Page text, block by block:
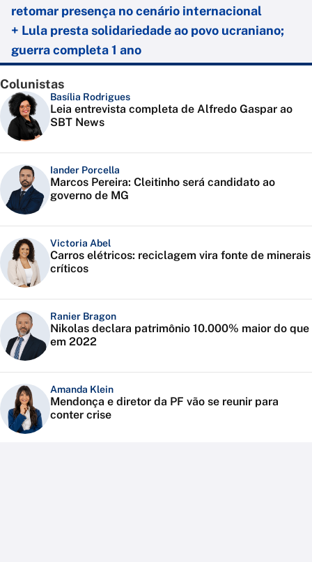
retomar presença no cenário internacional
+ Lula presta solidariedade ao povo ucraniano;
guerra completa 1 ano
Colunistas
Basília Rodrigues
Leia entrevista completa de Alfredo Gaspar ao
SBT News
Iander Porcella
Marcos Pereira: Cleitinho será candidato ao
governo de MG
Victoria Abel
Carros elétricos: reciclagem vira fonte de minerais
críticos
Ranier Bragon
Nikolas declara patrimônio 10.000% maior do que
em 2022
Amanda Klein
Mendonça e diretor da PF vão se reunir para
conter crise